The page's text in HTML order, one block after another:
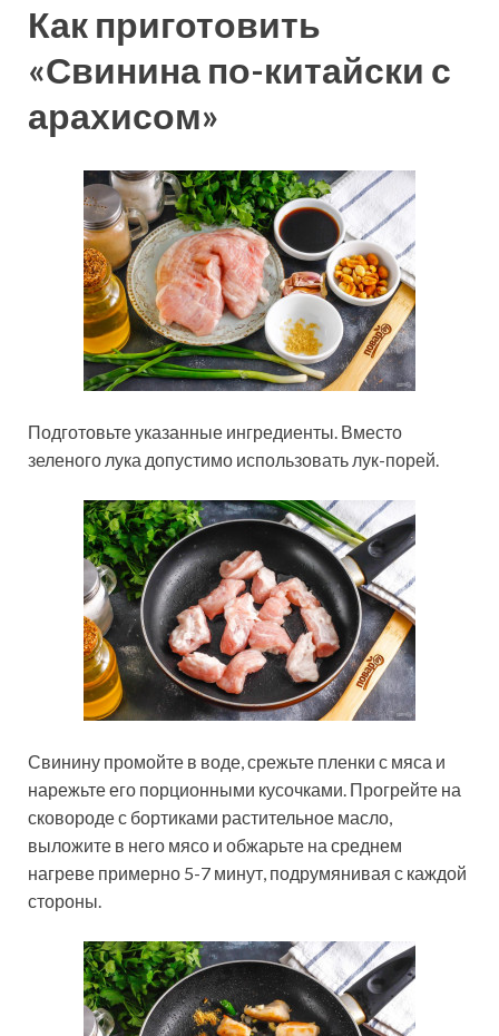
Как приготовить
«Свинина по-китайски с
арахисом»
Подготовьте указанные ингредиенты. Вместо
зеленого лука допустимо использовать лук-порей.
Свинину промойте в воде, срежьте пленки с мяса и
нарежьте его порционными кусочками. Прогрейте на
сковороде с бортиками растительное масло,
выложите в него мясо и обжарьте на среднем
нагреве примерно 5-7 минут, подрумянивая с каждой
стороны.